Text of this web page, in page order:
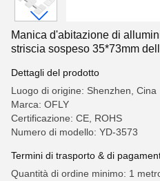
Manica d'abitazione di
striscia sospeso 35*73mm
Dettagli del prodotto
Luogo di origine: Shenzhen, Cina
Marca: OFLY
Certificazione: CE, ROHS
Numero di modello: YD-3573
Termini di trasporto & di
Quantità di ordine minimo: 1